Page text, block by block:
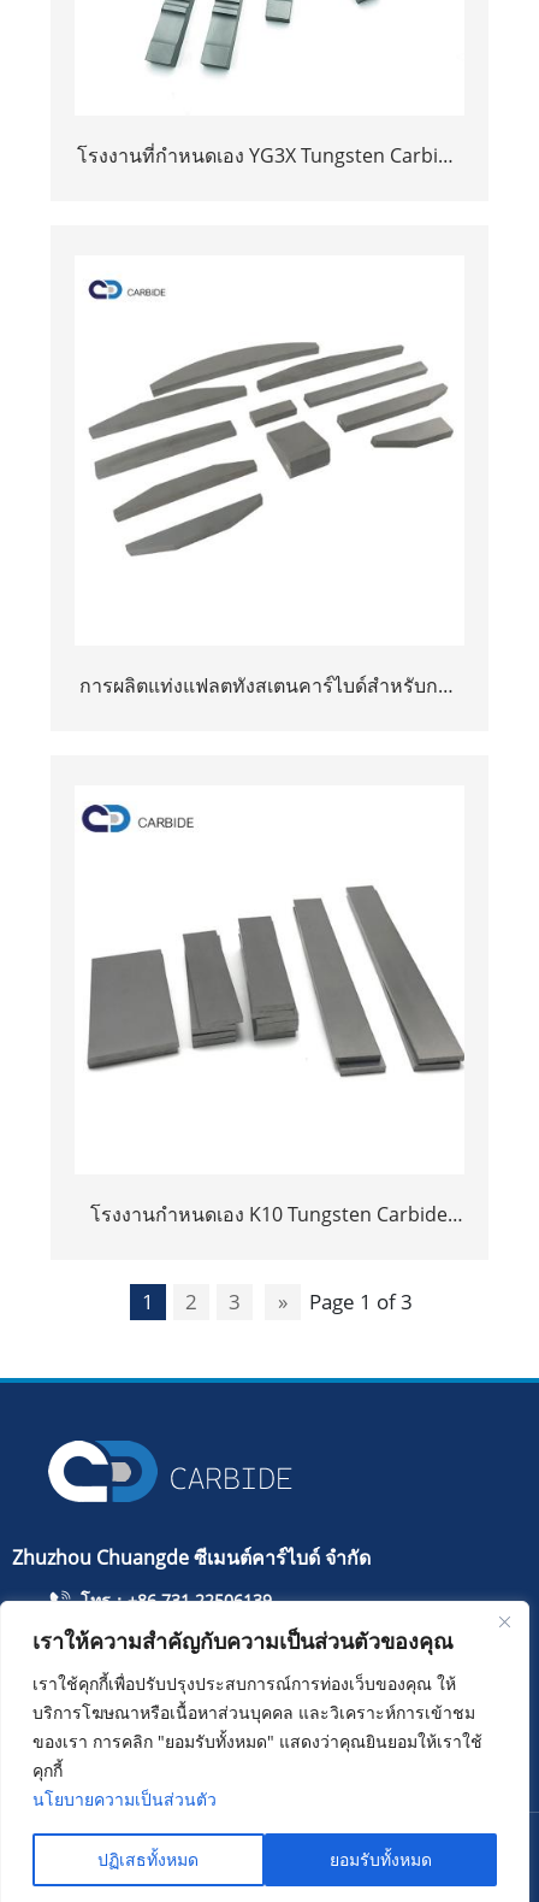
โรงงานที่กำหนดเอง YG3X Tungsten Carbide
การผลิตแท่งแฟลตทังสเตนคาร์ไบด์สำหรับการ
โรงงานกำหนดเอง K10 Tungsten Carbide
1 2 3 » Page 1 of 3
Zhuzhou Chuangde ซีเมนต์คาร์ไบด์ จำกัด
โทร：+86 731 22506139
โทรศัพท์มือถือ：+86 13786352688
info@cdcarbide.com
เพิ่ม215 อาคาร 1 สวนนักเรียนต่างชาติ Pioneer Park ถนน
Taishan เขต Tianyuan เมือง Zhuzhou
ลิขสิทธิ์ ：Zhuzhou Chuangde ซีเมนต์คาร์ไบด์ จำกัด
Privacy policy
เราให้ความสำคัญกับความเป็นส่วนตัวของคุณ
เราใช้คุกกี้เพื่อปรับปรุงประสบการณ์การท่องเว็บของคุณ ให้
บริการโฆษณาหรือเนื้อหาส่วนบุคคล และวิเคราะห์การเข้าชม
ของเรา การคลิก "ยอมรับทั้งหมด" แสดงว่าคุณยินยอมให้เราใช้
คุกกี้
นโยบายความเป็นส่วนตัว
ปฏิเสธทั้งหมด ยอมรับทั้งหมด